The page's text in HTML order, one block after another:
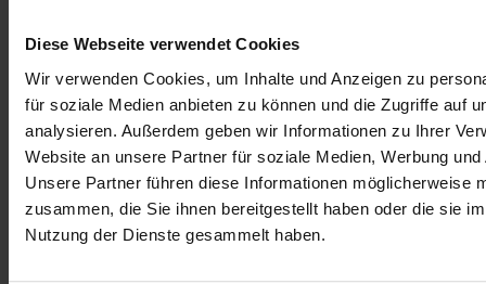
Diese Webseite verwendet Cookies
Wir verwenden Cookies, um Inhalte und Anzeigen zu
für soziale Medien anbieten zu können und die Zugriffe auf
analysieren. Außerdem geben wir Informationen zu Ihrer
Website an unsere Partner für soziale Medien, Werbung
Unsere Partner führen diese Informationen möglicherweise
zusammen, die Sie ihnen bereitgestellt haben oder die sie
Nutzung der Dienste gesammelt haben.